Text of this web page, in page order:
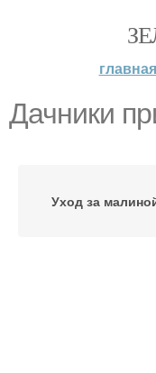
главная
Дачники
Уход за